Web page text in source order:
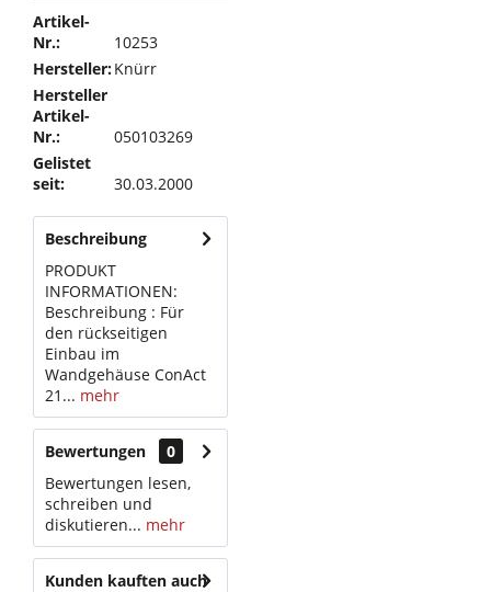
Artikel-
Nr.:
10253
Hersteller:Knürr
Hersteller
Artikel-
Nr.:
050103269
Gelistet
seit:
30.03.2000
Beschreibung
PRODUKT
INFORMATIONEN:
Beschreibung : Für
den rückseitigen
Einbau im
Wandgehäuse ConAct
21... mehr
Bewertungen
0
Bewertungen lesen,
schreiben und
diskutieren... mehr
Kunden kauften auch